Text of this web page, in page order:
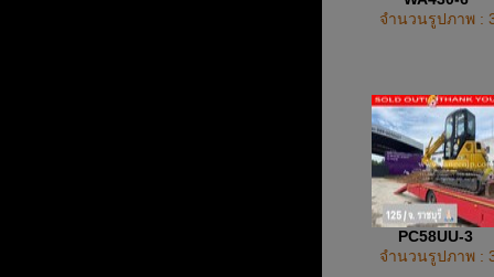
จำนวนรูปภาพ :
PC58UU-3
จำนวนรูปภาพ :